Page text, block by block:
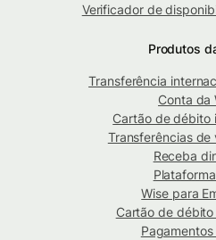
Verificador de
Produtos
Transferência
Conta da
Cartão de débito
Transferências de
Receba
Wise para
Cartão de